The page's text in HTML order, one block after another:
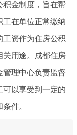
积金制度，旨在帮
在单位正常缴纳
资作为住房公积
关用途。成都住房
理中心负责监督
以享受到一定的
件。